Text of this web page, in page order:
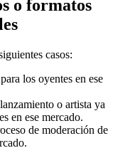
o formatos
casos:
los oyentes en ese
o artista ya
en ese mercado.
de moderación de